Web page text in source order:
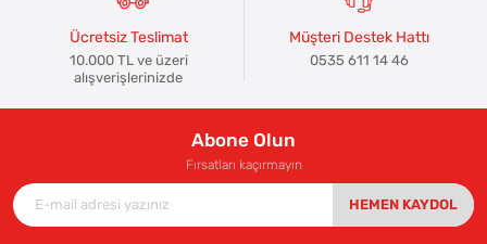
Ücretsiz Teslimat
10.000 TL ve üzeri
alışverişlerinizde
Müşteri Destek Hattı
0535 611 14 46
Abone Olun
Fırsatları kaçırmayın
HEMEN KAYDOL